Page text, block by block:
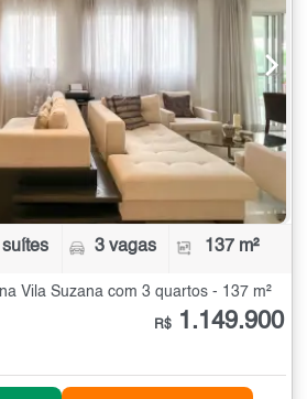
3 vagas 137 m²
Vila Suzana com 3 quartos - 137 m²
R$ 1.149.900